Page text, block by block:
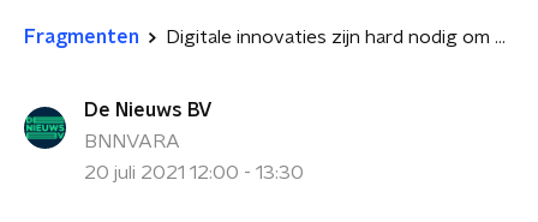
Fragmenten Digitale innovaties zijn hard nodig om de druk op de jeugdzorg te verlichten
De Nieuws BV
BNNVARA
20 juli 2021 12:00 - 13:30